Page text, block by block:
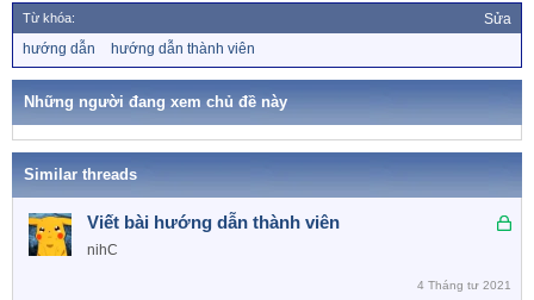
a
c
t
o
s
Từ khóa: Sửa
ừ
k
a
hướng dẫn hướng dẫn thành viên
Những người đang xem chủ đề này
Similar threads
Đ
Viết bài hướng dẫn thành viên
nihC
4 Tháng tư 2021